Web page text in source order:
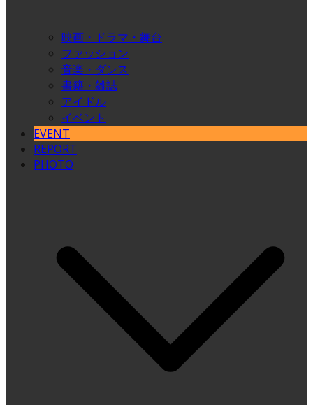
映画・ドラマ・舞台
ファッション
音楽・ダンス
書籍・雑誌
アイドル
イベント
EVENT
REPORT
PHOTO